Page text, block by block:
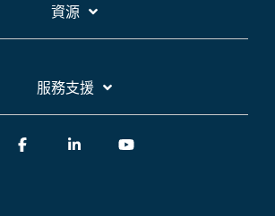
資源
服務支援
FacebookLinkedin